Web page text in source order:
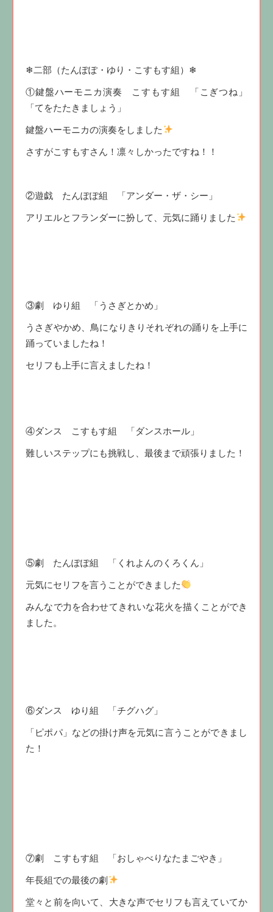
❄二部（たんぽぽ・ゆり・こすもす組）❄
①鍵盤ハーモニカ演奏 こすもす組 「こぎつね」
「てをたたきましょう」
鍵盤ハーモニカの演奏をしました
さすがこすもすさん！凛々しかったですね！！
②遊戯 たんぽぽ組 「アンダー・ザ・シー」
アリエルとフランダーに扮して、元気に踊りました
③劇 ゆり組 「うさぎとかめ」
うさぎやかめ、鳥になりきりそれぞれの踊りを上手に
踊っていましたね！
セリフも上手に言えましたね！
④ダンス こすもす組 「ダンスホール」
難しいステップにも挑戦し、最後まで頑張りました！
⑤劇 たんぽぽ組 「くれよんのくろくん」
元気にセリフを言うことができました
みんなで力を合わせてきれいな花火を描くことができ
ました。
⑥ダンス ゆり組 「チグハグ」
「ピポパ」などの掛け声を元気に言うことができまし
た！
⑦劇 こすもす組 「おしゃべりなたまごやき」
年長組での最後の劇
堂々と前を向いて、大きな声でセリフも言えていてか